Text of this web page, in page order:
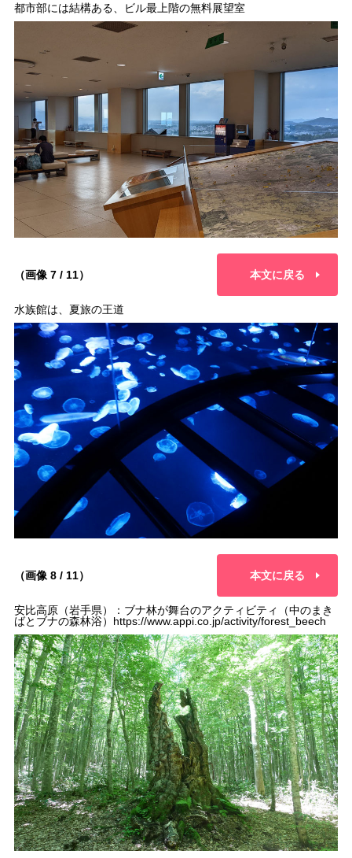
都市部には結構ある、ビル最上階の無料展望室
（画像 7 / 11） 本文に戻る
水族館は、夏旅の王道
（画像 8 / 11） 本文に戻る
安比高原（岩手県）：ブナ林が舞台のアクティビティ（中のまき
ばとブナの森林浴）https://www.appi.co.jp/activity/forest_beech